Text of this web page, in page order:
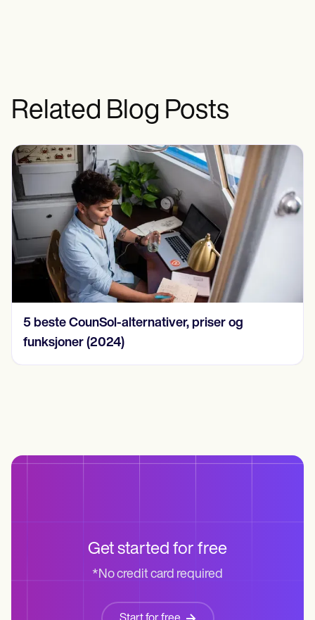
Related Blog Posts
5 beste CounSol-alternativer, priser og
funksjoner (2024)
Get started for free
*No credit card required